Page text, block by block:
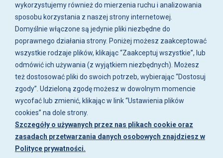
ul. Zwoleńska 23,
04-761 Warszawa
Biuro i sklep są czynne:
pn-pt w godz. 8:00 - 16:00.
O firmie Zakupy Moje konto
Artykuły i
galeria
wykorzystujemy również do mierzenia ruchu i analizowania
sposobu korzystania z naszej strony internetowej.
Domyślnie włączone są jedynie pliki niezbędne do
poprawnego działania strony. Poniżej możesz zaakceptować
wszystkie rodzaje plików, klikając “Zaakceptuj wszystkie”, lub
odmówić ich używania (z wyjątkiem niezbędnych). Możesz
też dostosować pliki do swoich potrzeb, wybierając “Dostosuj
zgody”. Udzieloną zgodę możesz w dowolnym momencie
wycofać lub zmienić, klikając w link “Ustawienia plików
cookies” na dole strony.
Szczegóły o używanych przez nas plikach cookie oraz
zasadach przetwarzania danych osobowych znajdziesz w
Polityce prywatności.